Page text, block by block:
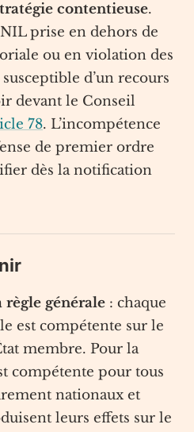
contentieuse.
prise en dehors de
ou en violation des
d’un recours
devant le Conseil
78. L’incompétence
de premier ordre
dès la notification
règle générale : chaque
est compétente sur le
membre. Pour la
compétente pour tous
nationaux et
leurs effets sur le